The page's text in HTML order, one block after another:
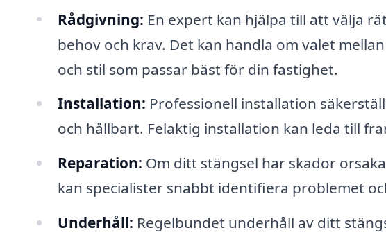
Rådgivning: En expert kan hjälpa till att välja
behov och krav. Det kan handla om valet
och stil som passar bäst för din fastighet.
Installation: Professionell installation
och hållbart. Felaktig installation kan leda till
Reparation: Om ditt stängsel har skador
kan specialister snabbt identifiera problemet
Underhåll: Regelbundet underhåll av ditt